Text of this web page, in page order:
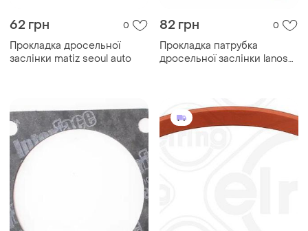
62 грн 0
Прокладка дросельної
заслінки matiz seoul auto
82 грн 0
Прокладка патрубка
дросельної заслінки lanos